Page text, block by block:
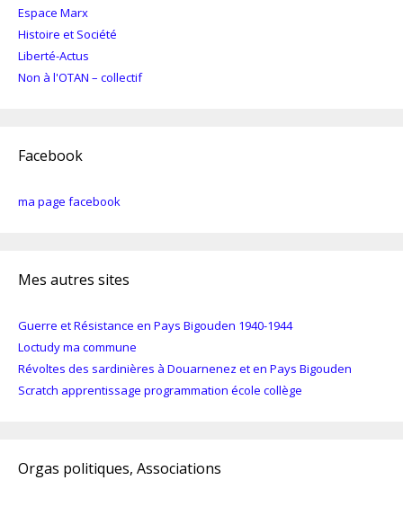
Espace Marx
Histoire et Société
Liberté-Actus
Non à l'OTAN – collectif
Facebook
ma page facebook
Mes autres sites
Guerre et Résistance en Pays Bigouden 1940-1944
Loctudy ma commune
Révoltes des sardinières à Douarnenez et en Pays Bigouden
Scratch apprentissage programmation école collège
Orgas politiques, Associations